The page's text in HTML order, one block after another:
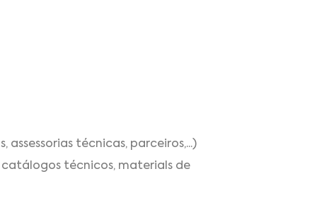
técnicas, parceiros,...)
técnicos, materials de